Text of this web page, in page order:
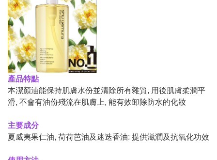
產品特點
本潔顏油能保持肌膚水份並清除所有雜質, 用後肌膚柔潤平
滑, 不會有油份殘流在肌膚上, 能有效卸除防水的化妝
主要成分
夏威夷果仁油, 荷荷芭油及迷迭香油: 提供滋潤及抗氧化功效